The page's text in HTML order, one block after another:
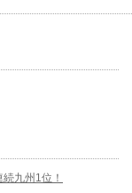
九州1位！